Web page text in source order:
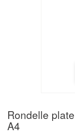
Rondelle
A4